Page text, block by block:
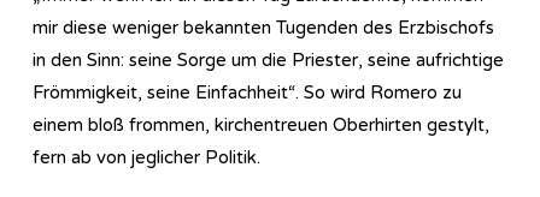
mir diese weniger bekannten Tugenden des Erzbischofs
in den Sinn: seine Sorge um die Priester, seine aufrichtige
Frömmigkeit, seine Einfachheit“. So wird Romero zu
einem bloß frommen, kirchentreuen Oberhirten gestylt,
fern ab von jeglicher Politik.